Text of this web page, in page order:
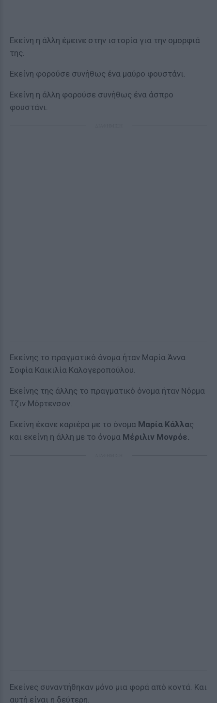
Εκείνη η άλλη έμεινε στην ιστορία για την ομορφιά
της.
Εκείνη φορούσε συνήθως ένα μαύρο φουστάνι.
Εκείνη η άλλη φορούσε συνήθως ένα άσπρο
φουστάνι.
Εκείνης το πραγματικό όνομα ήταν Μαρία Άννα
Σοφία Καικιλία Καλογεροπούλου.
Εκείνης της άλλης το πραγματικό όνομα ήταν Νόρμα
Τζιν Μόρτενσον.
Εκείνη έκανε καριέρα με το όνομα Μαρία Κάλλας
και εκείνη η άλλη με το όνομα Μέριλιν Μονρόε.
Εκείνες συναντήθηκαν μόνο μια φορά από κοντά. Και
αυτή είναι η δεύτερη.